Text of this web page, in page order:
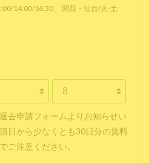
14:00/16:30、 関西・仙台/火-土
去申請フォームよりお知らせい
日から少なくとも30日分の賃料
ご注意ください。